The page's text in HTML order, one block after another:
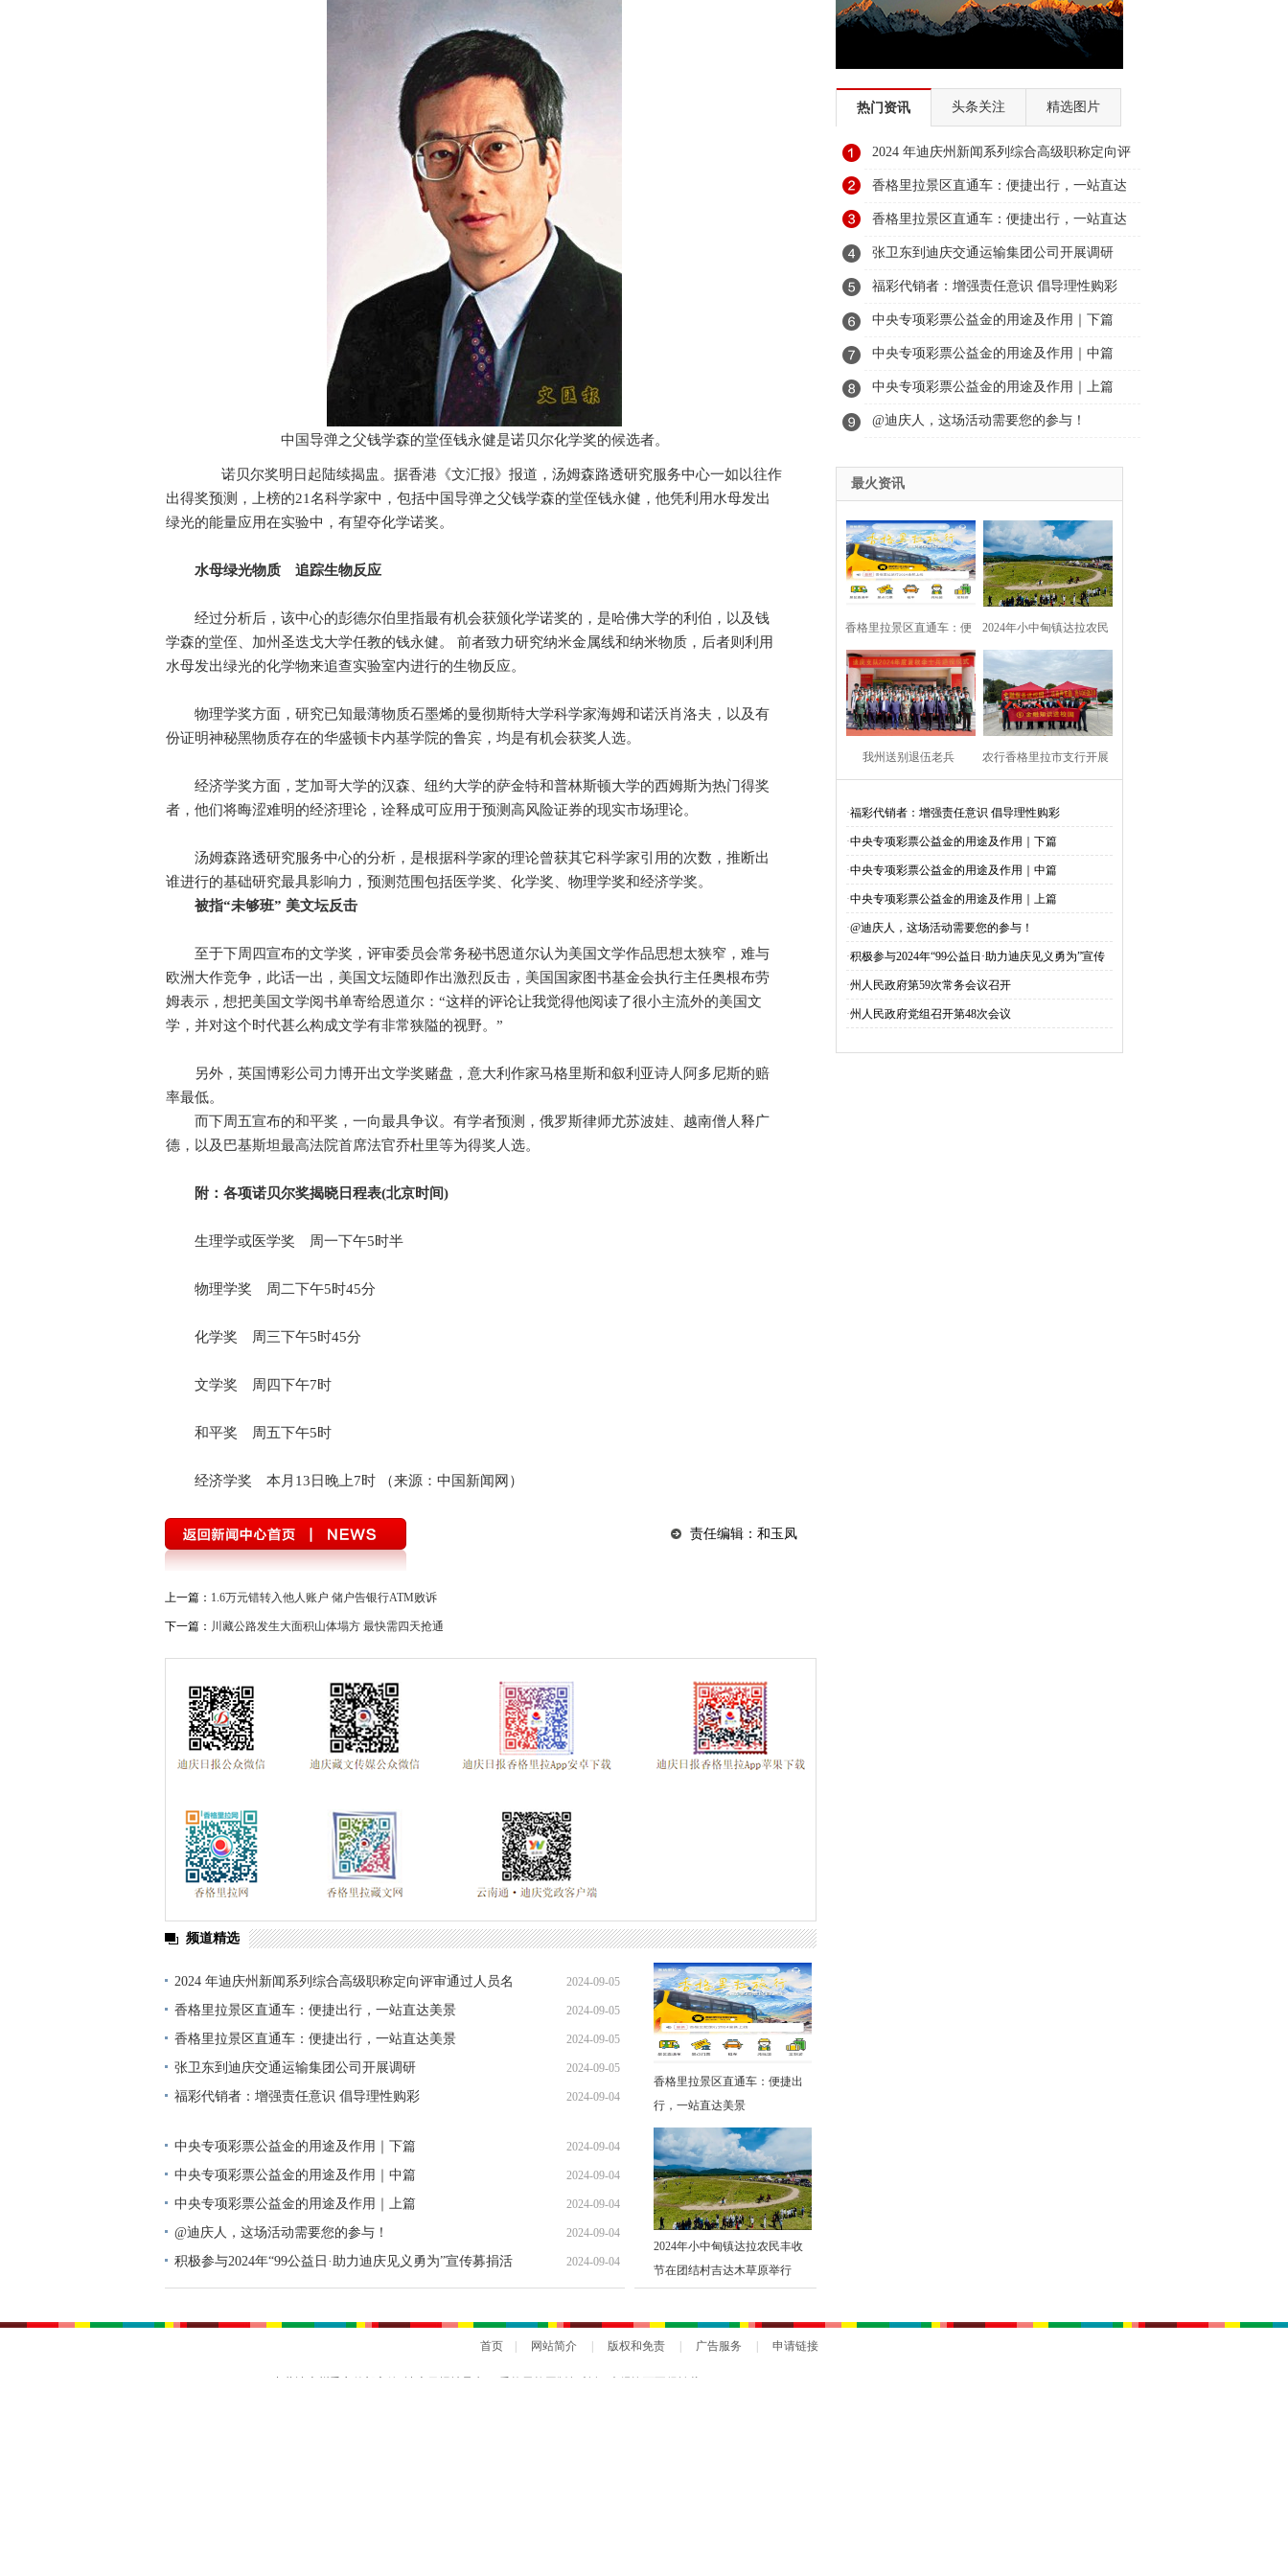
中国导弹之父钱学森的堂侄钱永健是诺贝尔化学奖的候选者。
诺贝尔奖明日起陆续揭盅。据香港《文汇报》报道，汤姆森路透研究服务中心一如以往作
出得奖预测，上榜的21名科学家中，包括中国导弹之父钱学森的堂侄钱永健，他凭利用水母发出
绿光的能量应用在实验中，有望夺化学诺奖。
水母绿光物质 追踪生物反应
经过分析后，该中心的彭德尔伯里指最有机会获颁化学诺奖的，是哈佛大学的利伯，以及钱
学森的堂侄、加州圣迭戈大学任教的钱永健。 前者致力研究纳米金属线和纳米物质，后者则利用
水母发出绿光的化学物来追查实验室内进行的生物反应。
物理学奖方面，研究已知最薄物质石墨烯的曼彻斯特大学科学家海姆和诺沃肖洛夫，以及有
份证明神秘黑物质存在的华盛顿卡内基学院的鲁宾，均是有机会获奖人选。
经济学奖方面，芝加哥大学的汉森、纽约大学的萨金特和普林斯顿大学的西姆斯为热门得奖
者，他们将晦涩难明的经济理论，诠释成可应用于预测高风险证券的现实市场理论。
汤姆森路透研究服务中心的分析，是根据科学家的理论曾获其它科学家引用的次数，推断出
谁进行的基础研究最具影响力，预测范围包括医学奖、化学奖、物理学奖和经济学奖。
被指“未够班” 美文坛反击
至于下周四宣布的文学奖，评审委员会常务秘书恩道尔认为美国文学作品思想太狭窄，难与
欧洲大作竞争，此话一出，美国文坛随即作出激烈反击，美国国家图书基金会执行主任奥根布劳
姆表示，想把美国文学阅书单寄给恩道尔：“这样的评论让我觉得他阅读了很小主流外的美国文
学，并对这个时代甚么构成文学有非常狭隘的视野。”
另外，英国博彩公司力博开出文学奖赌盘，意大利作家马格里斯和叙利亚诗人阿多尼斯的赔
率最低。
而下周五宣布的和平奖，一向最具争议。有学者预测，俄罗斯律师尤苏波娃、越南僧人释广
德，以及巴基斯坦最高法院首席法官乔杜里等为得奖人选。
附：各项诺贝尔奖揭晓日程表(北京时间)
生理学或医学奖 周一下午5时半
物理学奖 周二下午5时45分
化学奖 周三下午5时45分
文学奖 周四下午7时
和平奖 周五下午5时
经济学奖 本月13日晚上7时 （来源：中国新闻网）
责任编辑：和玉凤
上一篇： 1.6万元错转入他人账户 储户告银行ATM败诉
下一篇： 川藏公路发生大面积山体塌方 最快需四天抢通
频道精选
2024 年迪庆州新闻系列综合高级职称定向评审通过人员名
单公示
2024-09-05
香格里拉景区直通车：便捷出行，一站直达美景 2024-09-05
香格里拉景区直通车：便捷出行，一站直达美景 2024-09-05
张卫东到迪庆交通运输集团公司开展调研 2024-09-05
福彩代销者：增强责任意识 倡导理性购彩 2024-09-04
中央专项彩票公益金的用途及作用｜下篇 2024-09-04
中央专项彩票公益金的用途及作用｜中篇 2024-09-04
中央专项彩票公益金的用途及作用｜上篇 2024-09-04
@迪庆人，这场活动需要您的参与！ 2024-09-04
积极参与2024年“99公益日·助力迪庆见义勇为”宣传募捐活
动倡议书
2024-09-04
香格里拉景区直通车：便捷出
行，一站直达美景
2024年小中甸镇达拉农民丰收
节在团结村吉达木草原举行
热门资讯 头条关注 精选图片
2024 年迪庆州新闻系列综合高级职称定向评
审通过人员名单公示
香格里拉景区直通车：便捷出行，一站直达
美景
香格里拉景区直通车：便捷出行，一站直达
美景
张卫东到迪庆交通运输集团公司开展调研
福彩代销者：增强责任意识 倡导理性购彩
中央专项彩票公益金的用途及作用｜下篇
中央专项彩票公益金的用途及作用｜中篇
中央专项彩票公益金的用途及作用｜上篇
@迪庆人，这场活动需要您的参与！
最火资讯
香格里拉景区直通车：便
捷出行，一站直达美景
2024年小中甸镇达拉农民
丰收节在团结村吉达木草
原举行
我州送别退伍老兵​ 农行香格里拉市支行开展
·福彩代销者：增强责任意识 倡导理性购彩
·中央专项彩票公益金的用途及作用｜下篇
·中央专项彩票公益金的用途及作用｜中篇
·中央专项彩票公益金的用途及作用｜上篇
·@迪庆人，这场活动需要您的参与！
·积极参与2024年“99公益日·助力迪庆见义勇为”宣传
募捐活动倡议书
·州人民政府第59次常务会议召开
·州人民政府党组召开第48次会议